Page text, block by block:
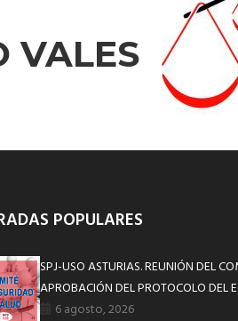
VALES
POPULARES
SPJ-USO ASTURIAS. REUNIÓN DEL
APROBACIÓN DEL PROTOCOLO DEL
6 agosto, 2026